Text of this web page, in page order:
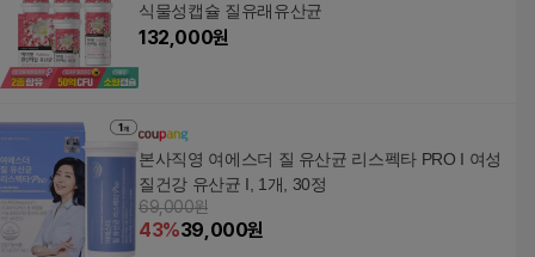
식물성캡슐 질유래유산균
132,000원
본사직영 여에스더 질 유산균 리스펙타 PRO I 여성
질건강 유산균 I, 1개, 30정
69,000원
43%39,000원